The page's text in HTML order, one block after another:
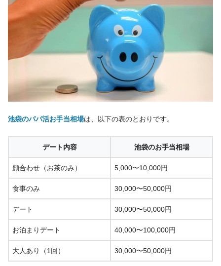
池袋のパパ活お手当相場は、以下の表のとおりです。
デート内容 池袋のお手当相場
顔合わせ（お茶のみ） 5,000〜10,000円
食事のみ 30,000〜50,000円
デート 30,000〜50,000円
お泊まりデート 40,000〜100,000円
大人あり（1回） 30,000〜50,000円